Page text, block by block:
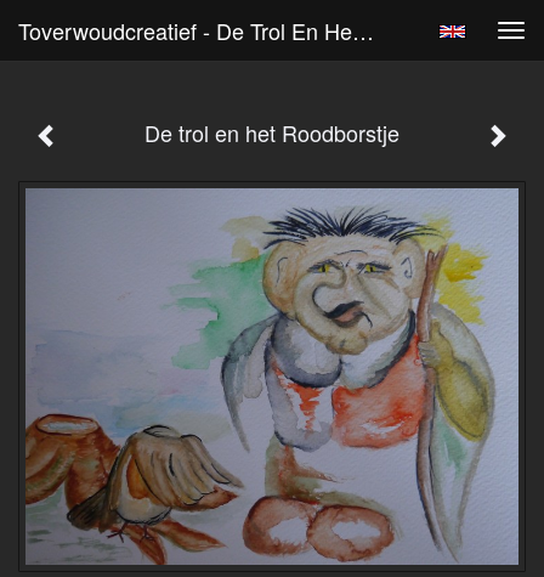
Toverwoudcreatief - De Trol En Het Roodborstje
De trol en het Roodborstje